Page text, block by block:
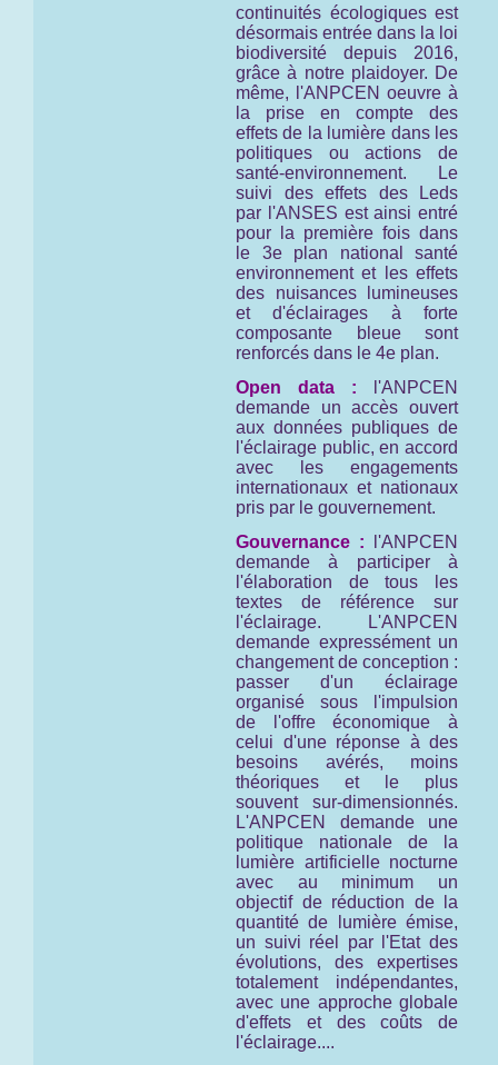
continuités écologiques est
désormais entrée dans la loi
biodiversité depuis 2016,
grâce à notre plaidoyer. De
même, l'ANPCEN oeuvre à
la prise en compte des
effets de la lumière dans les
politiques ou actions de
santé-environnement. Le
suivi des effets des Leds
par l'ANSES est ainsi entré
pour la première fois dans
le 3e plan national santé
environnement et les effets
des nuisances lumineuses
et d'éclairages à forte
composante bleue sont
renforcés dans le 4e plan.
Open data : l'ANPCEN
demande un accès ouvert
aux données publiques de
l'éclairage public, en accord
avec les engagements
internationaux et nationaux
pris par le gouvernement.
Gouvernance :
l'ANPCEN
demande à participer à
l'élaboration de tous les
textes de référence sur
l'éclairage. L'ANPCEN
demande expressément un
changement de conception :
passer d'un éclairage
organisé sous l'impulsion
de l'offre économique à
celui d'une réponse à des
besoins avérés, moins
théoriques et le plus
souvent sur-dimensionnés.
L'ANPCEN demande une
politique nationale de la
lumière artificielle nocturne
avec au minimum un
objectif de réduction de la
quantité de lumière émise,
un suivi réel par l'Etat des
évolutions, des expertises
totalement indépendantes,
avec une approche globale
d'effets et des coûts de
l'éclairage....